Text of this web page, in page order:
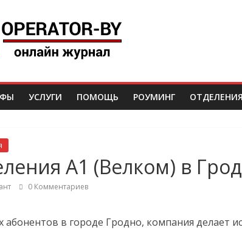
УСЛУГИ ПОМОЩЬ РОУМИНГ ОТДЕЛЕНИЯ
А1 (Велком) в
0 Комментариев
абонентов в городе Гродно, компания делает